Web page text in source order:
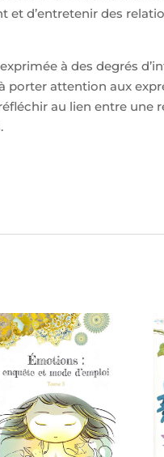
d’entretenir des
à des degrés
porter attention aux
au lien entre une